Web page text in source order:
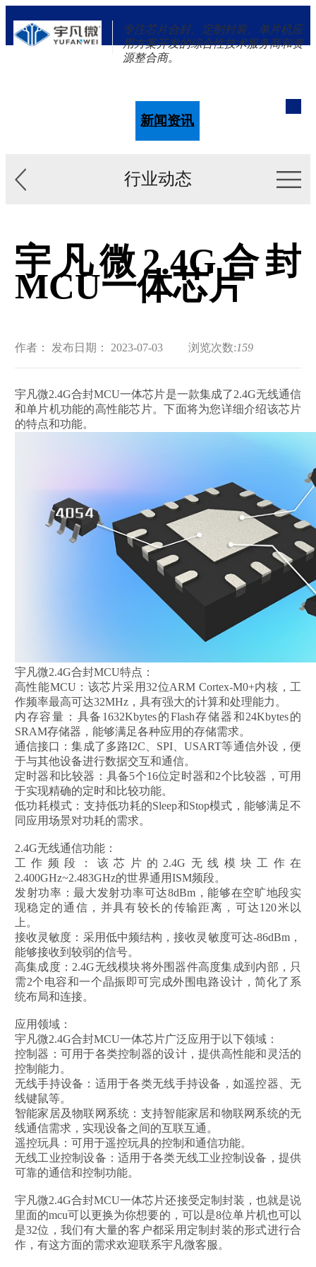
专注芯片合封、定制封装、单片机应
用方案开发的综合性技术服务商和资
源整合商。
新闻资讯
行业动态
宇凡微2.4G合封
MCU一体芯片
作者： 发布日期： 2023-07-03 浏览次数:159
宇凡微2.4G合封MCU一体芯片是一款集成了2.4G无线通信
和单片机功能的高性能芯片。下面将为您详细介绍该芯片
的特点和功能。
宇凡微2.4G合封MCU特点：
高性能MCU：该芯片采用32位ARM Cortex-M0+内核，工
作频率最高可达32MHz，具有强大的计算和处理能力。
内存容量：具备1632Kbytes的Flash存储器和24Kbytes的
SRAM存储器，能够满足各种应用的存储需求。
通信接口：集成了多路I2C、SPI、USART等通信外设，便
于与其他设备进行数据交互和通信。
定时器和比较器：具备5个16位定时器和2个比较器，可用
于实现精确的定时和比较功能。
低功耗模式：支持低功耗的Sleep和Stop模式，能够满足不
同应用场景对功耗的需求。
2.4G无线通信功能：
工作频段：该芯片的2.4G无线模块工作在
2.400GHz~2.483GHz的世界通用ISM频段。
发射功率：最大发射功率可达8dBm，能够在空旷地段实
现稳定的通信，并具有较长的传输距离，可达120米以
上。
接收灵敏度：采用低中频结构，接收灵敏度可达-86dBm，
能够接收到较弱的信号。
高集成度：2.4G无线模块将外围器件高度集成到内部，只
需2个电容和一个晶振即可完成外围电路设计，简化了系
统布局和连接。
应用领域：
宇凡微2.4G合封MCU一体芯片广泛应用于以下领域：
控制器：可用于各类控制器的设计，提供高性能和灵活的
控制能力。
无线手持设备：适用于各类无线手持设备，如遥控器、无
线键鼠等。
智能家居及物联网系统：支持智能家居和物联网系统的无
线通信需求，实现设备之间的互联互通。
遥控玩具：可用于遥控玩具的控制和通信功能。
无线工业控制设备：适用于各类无线工业控制设备，提供
可靠的通信和控制功能。
宇凡微2.4G合封MCU一体芯片还接受定制封装，也就是说
里面的mcu可以更换为你想要的，可以是8位单片机也可以
是32位，我们有大量的客户都采用定制封装的形式进行合
作，有这方面的需求欢迎联系宇凡微客服。